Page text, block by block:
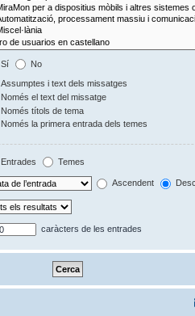
Sí No
Assumptes i text dels missatges
Només el text del missatge
Només títols de tema
Només la primera entrada dels temes
Entrades Temes
Ascendent
caràcters de les entrades